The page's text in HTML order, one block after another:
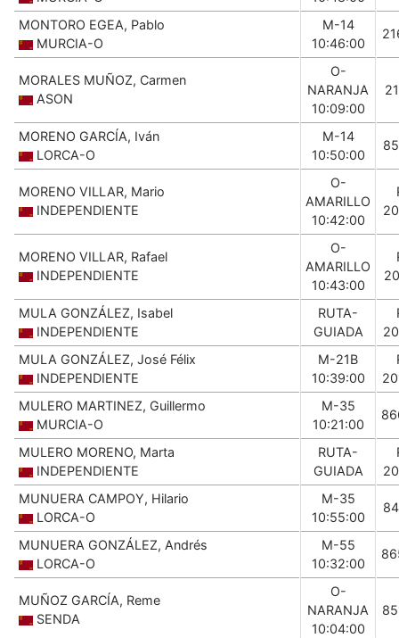
MONTORO EGEA, Pablo
MURCIA-O
M-14
10:46:00
MORALES MUÑOZ, Carmen
ASON
O-
NARANJA
10:09:00
MORENO GARCÍA, Iván
LORCA-O
M-14
10:50:00
MORENO VILLAR, Mario
INDEPENDIENTE
O-
AMARILLO
10:42:00
MORENO VILLAR, Rafael
INDEPENDIENTE
O-
AMARILLO
10:43:00
MULA GONZÁLEZ, Isabel
INDEPENDIENTE
RUTA-
GUIADA
MULA GONZÁLEZ, José Félix
INDEPENDIENTE
M-21B
10:39:00
MULERO MARTINEZ, Guillermo
MURCIA-O
M-35
10:21:00
MULERO MORENO, Marta
INDEPENDIENTE
RUTA-
GUIADA
MUNUERA CAMPOY, Hilario
LORCA-O
M-35
10:55:00
MUNUERA GONZÁLEZ, Andrés
LORCA-O
M-55
10:32:00
MUÑOZ GARCÍA, Reme
SENDA
O-
NARANJA
10:04:00